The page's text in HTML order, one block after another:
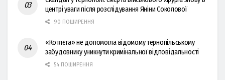
центрі уваги після розслідування Яніни Соколової
90 ПОШИРЕННЯ
«Котлєта» не допомогла відомому тернопільському
забудовнику уникнути кримінальної відповідальності
54 ПОШИРЕННЯ